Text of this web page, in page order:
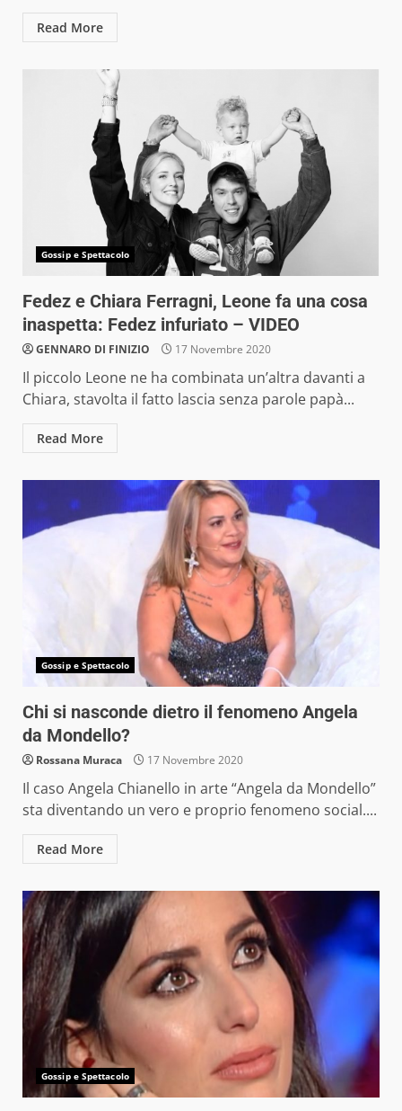
Read More
Gossip e Spettacolo
Fedez e Chiara Ferragni, Leone fa una cosa
inaspetta: Fedez infuriato – VIDEO
GENNARO DI FINIZIO 17 Novembre 2020
Il piccolo Leone ne ha combinata un’altra davanti a
Chiara, stavolta il fatto lascia senza parole papà...
Read More
Gossip e Spettacolo
Chi si nasconde dietro il fenomeno Angela
da Mondello?
Rossana Muraca 17 Novembre 2020
Il caso Angela Chianello in arte “Angela da Mondello”
sta diventando un vero e proprio fenomeno social....
Read More
Gossip e Spettacolo